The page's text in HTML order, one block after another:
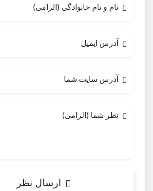
نام و نام خانوادگی (الزامی)
آدرس ایمیل
آدرس سایت شما
نظر شما (الزامی)
ارسال نظر